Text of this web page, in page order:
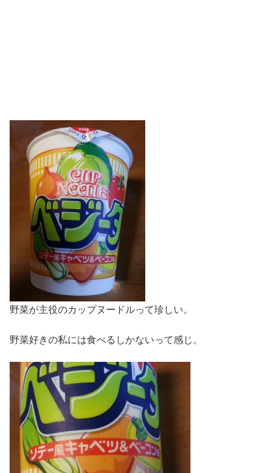
野菜が主役のカップヌードルって珍しい。
野菜好きの私には食べるしかないって感じ。